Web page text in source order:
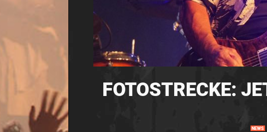
FOTOSTRECKE:
NEWS